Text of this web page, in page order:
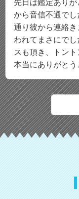
先日は鑑定あり
から音信不通で
通り彼から連絡
われてまさにで
スも頂き、トン
本当にありがとう